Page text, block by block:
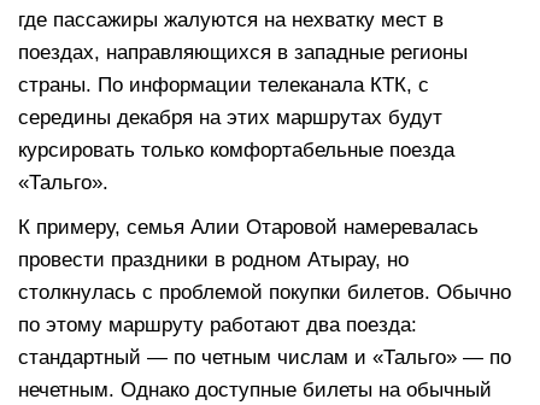
где пассажиры жалуются на нехватку мест в
поездах, направляющихся в западные регионы
страны. По информации телеканала КТК, с
середины декабря на этих маршрутах будут
курсировать только комфортабельные поезда
«Тальго».
К примеру, семья Алии Отаровой намеревалась
провести праздники в родном Атырау, но
столкнулась с проблемой покупки билетов. Обычно
по этому маршруту работают два поезда:
стандартный — по четным числам и «Тальго» — по
нечетным. Однако доступные билеты на обычный